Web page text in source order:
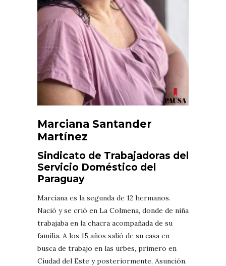
Marciana Santander
Martínez
Sindicato de Trabajadoras del
Servicio Doméstico del
Paraguay
Marciana es la segunda de 12 hermanos.
Nació y se crió en La Colmena, donde de niña
trabajaba en la chacra acompañada de su
familia. A los 15 años salió de su casa en
busca de trabajo en las urbes, primero en
Ciudad del Este y posteriormente, Asunción.